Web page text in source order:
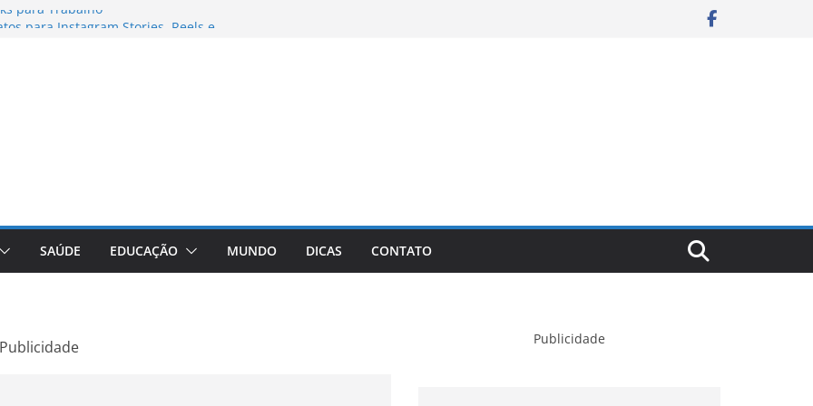
para Trabalho
de Fotos e Vídeos: A Chave para a
Comprehensive Review of the
Loss Pill
SAÚDE EDUCAÇÃO MUNDO DICAS CONTATO
Publicidade Publicidade